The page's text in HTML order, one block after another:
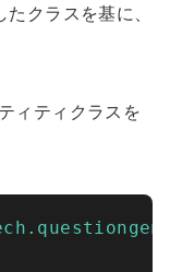
クラスを基に、
ィティクラスを